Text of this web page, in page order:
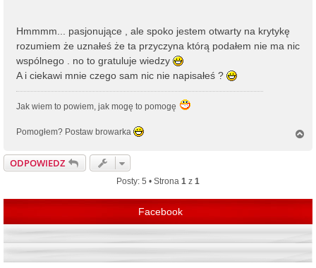
Hmmmm... pasjonujące , ale spoko jestem otwarty na krytykę
rozumiem że uznałeś że ta przyczyna którą podałem nie ma nic
wspólnego . no to gratuluje wiedzy
A i ciekawi mnie czego sam nic nie napisałeś ?
Jak wiem to powiem, jak mogę to pomogę
Pomogłem? Postaw browarka
ODPOWIEDZ
Posty: 5 • Strona 1 z 1
Facebook